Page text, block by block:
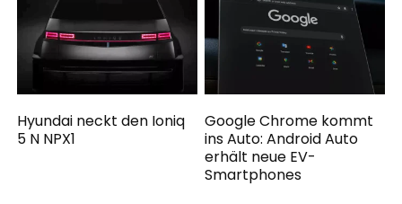
Hyundai neckt den Ioniq
5 N NPX1
Google Chrome kommt
ins Auto: Android Auto
erhält neue EV-
Smartphones